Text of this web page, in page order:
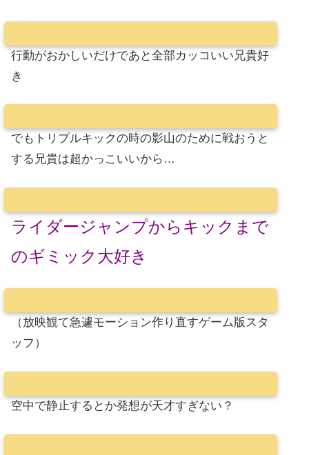
行動がおかしいだけであと全部カッコいい兄貴好
き
でもトリプルキックの時の影山のために戦おうと
する兄貴は超かっこいいから…
ライダージャンプからキックまで
のギミック大好き
（放映観て急遽モーション作り直すゲーム版スタ
ッフ）
空中で静止するとか発想が天才すぎない？